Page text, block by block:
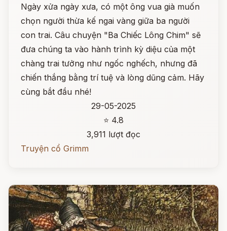
Ngày xửa ngày xưa, có một ông vua già muốn
chọn người thừa kế ngai vàng giữa ba người
con trai. Câu chuyện "Ba Chiếc Lông Chim" sẽ
đưa chúng ta vào hành trình kỳ diệu của một
chàng trai tưởng như ngốc nghếch, nhưng đã
chiến thắng bằng trí tuệ và lòng dũng cảm. Hãy
cùng bắt đầu nhé!
29-05-2025
⭐ 4.8
3,911 lượt đọc
Truyện cổ Grimm